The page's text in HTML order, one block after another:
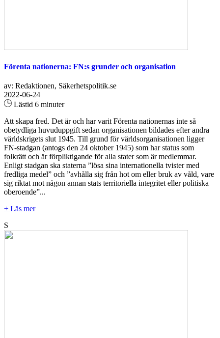
Förenta nationerna: FN:s grunder och organisation
av: Redaktionen, Säkerhetspolitik.se
2022-06-24
Lästid 6 minuter
Att skapa fred. Det är och har varit Förenta nationernas inte så
obetydliga huvuduppgift sedan organisationen bildades efter andra
världskrigets slut 1945. Till grund för världsorganisationen ligger
FN-stadgan (antogs den 24 oktober 1945) som har status som
folkrätt och är förpliktigande för alla stater som är medlemmar.
Enligt stadgan ska staterna ”lösa sina internationella tvister med
fredliga medel” och ”avhålla sig från hot om eller bruk av våld, vare
sig riktat mot någon annan stats territoriella integritet eller politiska
oberoende”...
+ Läs mer
S